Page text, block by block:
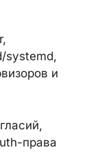
systemd,
и
права